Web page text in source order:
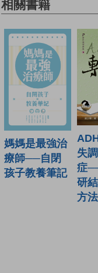
相關書籍
媽媽是最強治
療師──自閉
孩子教養筆記
失
症
研
方法